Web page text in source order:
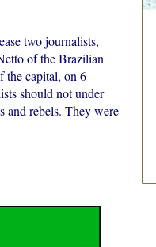
two journalists,
of the Brazilian
the capital, on 6
should not under
and rebels. They were